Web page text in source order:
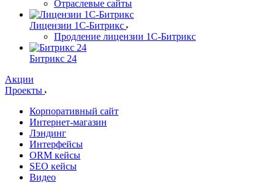
Отраслевые сайты
Лицензии 1С-Битрикс
Продление лицензии 1С-Битрикс
Битрикс 24
Акции
Проекты
Корпоративный сайт
Интернет-магазин
Лэндинг
Интерфейсы
ORM кейсы
SEO кейсы
Видео